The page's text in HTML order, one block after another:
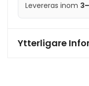
Levereras inom
Ytterligare